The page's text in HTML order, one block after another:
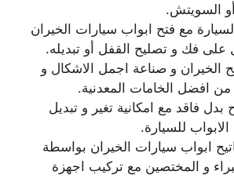
السويتش.
مع فتح ابواب سيارات الخيران
فك و تصليح القفل أو تبديله.
الخيران و صناعة اجمل الاشكال و
من افضل الخامات المعدنية.
فاقد مع امكانية تغير و تبديل
للسيارة.
ابواب سيارات الخيران بواسطة
و المختصين مع تركيب اجهزة